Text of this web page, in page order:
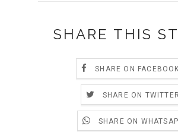
SHARE THIS
SHARE ON FACEBOOK
SHARE ON TWITTER
SHARE ON